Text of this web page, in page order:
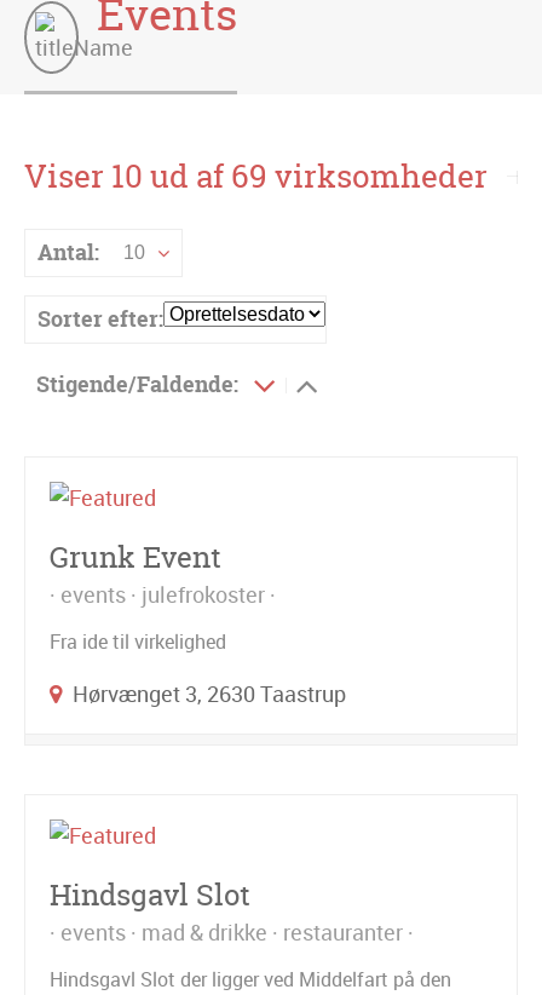
Events
Viser 10 ud af 69 virksomheder
Antal: 10
Sorter efter:
Stigende/Faldende:
Grunk Event
events julefrokoster
Fra ide til virkelighed
Hørvænget 3, 2630 Taastrup
Hindsgavl Slot
events mad & drikke restauranter
Hindsgavl Slot der ligger ved Middelfart på den